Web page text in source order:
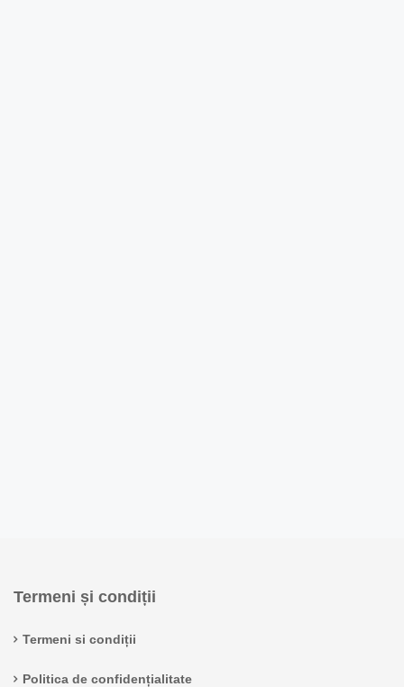
Termeni și condiții
Termeni si condiții
Politica de confidențialitate